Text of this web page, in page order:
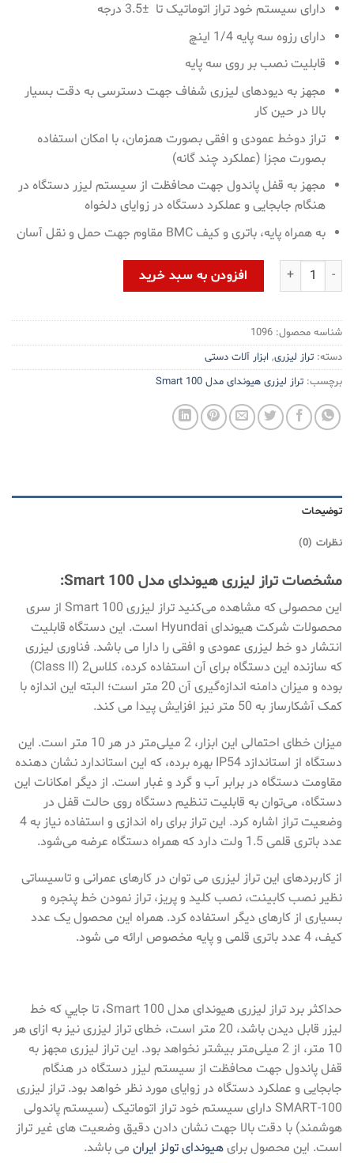
دارای سیستم خود تراز اتوماتیک تا ±3.5 درجه
دارای رزوه سه پایه 1/4 اینچ
قابلیت نصب بر روی سه پایه
مجهز به دیودهای لیزری شفاف جهت دسترسی به دقت بسیار
بالا در حین کار
تراز دوخط عمودی و افقی بصورت همزمان، با امکان استفاده
بصورت مجزا (عملکرد چند گانه)
مجهز به قفل پاندول جهت محافظت از سیستم لیزر دستگاه در
هنگام جابجایی و عملکرد دستگاه در زوایای دلخواه
به همراه پایه، باتری و کیف BMC مقاوم جهت حمل و نقل آسان
تراز لیزری هیوندای مدل Smart 100 عددافزودن به سبد خرید
شناسه محصول: 1096
دسته: تراز لیزری, ابزار آلات دستی
برچسب: تراز لیزری هیوندای مدل Smart 100
توضیحات
نظرات (0)
مشخصات تراز لیزری هیوندای مدل Smart 100:
این محصولی که مشاهده می‌کنید تراز لیزری Smart 100 از سری
محصولات شرکت هیوندای Hyundai است. این دستگاه قابلیت
انتشار دو خط لیزری عمودی و افقی را دارا می باشد. فناوری لیزری
که سازنده این دستگاه برای آن استفاده کرده، کلاس2 (Class II)
بوده و میزان دامنه اندازه‌گیری آن 20 متر است؛ البته این اندازه با
کمک آشکارساز به 50 متر نیز افزایش پیدا می کند.
میزان خطای احتمالی این ابزار، 2 میلی‌متر در هر 10 متر است. این
دستگاه از استاندازد IP54 بهره برده، که این استاندارد نشان‌ دهنده
مقاومت دستگاه در برابر آب و گرد و غبار است. از دیگر امکانات این
دستگاه، می‌توان به قابلیت تنظیم دستگاه روی حالت قفل در
وضعیت تراز اشاره کرد. این تراز برای راه اندازی و استفاده نیاز به 4
عدد باتری قلمی 1.5 ولت دارد که همراه دستگاه عرضه می‌شود.
از کاربردهای این تراز لیزری می توان در کارهای عمرانی و تاسیساتی
نظیر نصب کابینت، نصب کلید و پریز، تراز نمودن خط پنجره و
بسیاری از کارهای دیگر استفاده کرد. همراه این محصول یک عدد
کیف، 4 عدد باتری قلمی و پایه مخصوص ارائه می‌ شود.
حداکثر برد تراز لیزری هیوندای مدل Smart 100، تا جايي که خط
ليزر قابل دیدن باشد، 20 متر است، خطای تراز لیزری نیز به ازای هر
10 متر، از 2 ميلی‌متر بیشتر نخواهد بود. این تراز لیزری مجهز به
قفل پاندول جهت محافظت از سیستم لیزر دستگاه در هنگام
جابجایی و عملکرد دستگاه در زوایای مورد نظر خواهد بود. تراز لیزری
SMART-100 دارای سیستم خود تراز اتوماتیک (سیستم پاندولی
هوشمند) با دقت بالا جهت نشان دادن دقیق وضعیت های غیر تراز
است. این محصول برایهیوندای تولز ایران می باشد.